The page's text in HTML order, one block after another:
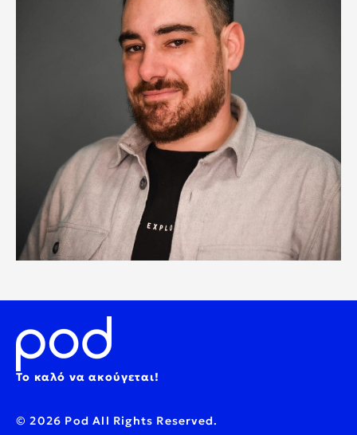
Το καλό να ακούγεται!
© 2026 Pod All Rights Reserved.